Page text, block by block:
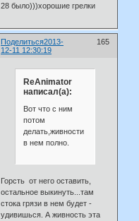
28 было)))хорошие грелки
Поделиться 165
2013-
12-11 12:30:19
ReAnimator
написал(а):
Вот что с ним
потом
делать,живности
в нем полно.
Горсть от него оставить,
остальное выкинуть...там
стока грязи в нем будет -
удивишься. А живность эта